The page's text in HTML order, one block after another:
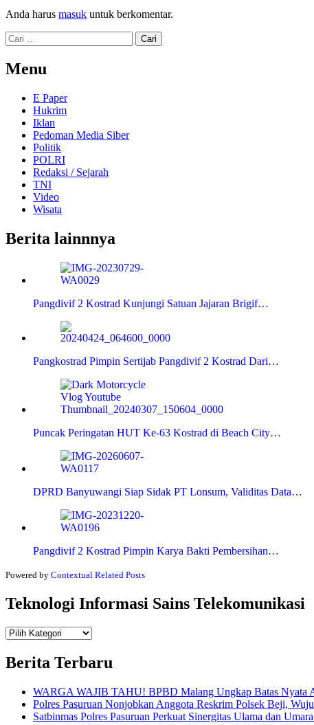
Anda harus masuk untuk berkomentar.
Cari
untuk:
Menu
E Paper
Hukrim
Iklan
Pedoman Media Siber
Politik
POLRI
Redaksi / Sejarah
TNI
Video
Wisata
Berita lainnnya
Pangdivif 2 Kostrad Kunjungi Satuan Jajaran Brigif…
Pangkostrad Pimpin Sertijab Pangdivif 2 Kostrad Dari…
Puncak Peringatan HUT Ke-63 Kostrad di Beach City…
DPRD Banyuwangi Siap Sidak PT Lonsum, Validitas Data…
Pangdivif 2 Kostrad Pimpin Karya Bakti Pembersihan…
Powered by Contextual Related Posts
Teknologi Informasi Sains Telekomunikasi
Teknologi
Berita Terbaru
WARGA WAJIB TAHU! BPBD Malang Ungkap Batas Nyata
Polres Pasuruan Nonjobkan Anggota Reskrim Polsek Beji,
Satbinmas Polres Pasuruan Perkuat Sinergitas Ulama dan